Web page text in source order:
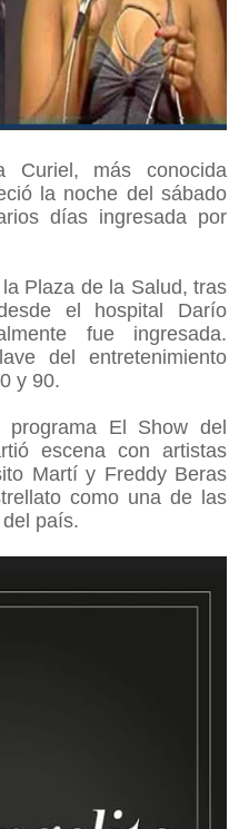
Curiel, más conocida
la noche del sábado
días ingresada por
Plaza de la Salud, tras
el hospital Darío
fue ingresada.
del entretenimiento
y 90.
El Show del
escena con artistas
Martí y Freddy Beras
como una de las
país.